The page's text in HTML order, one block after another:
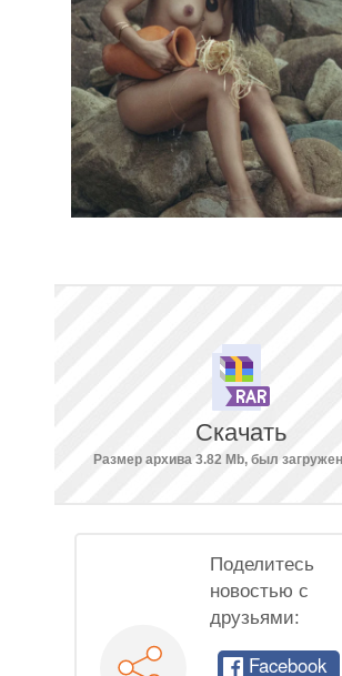
Скачать
Размер архива 3.82 Mb, был
Поделитесь
новостью с
друзьями:
Facebook